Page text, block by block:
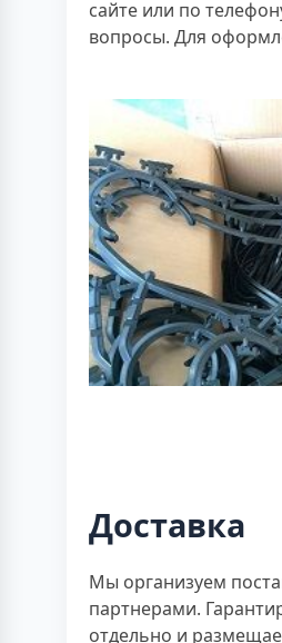
сайте или по
вопросы. Для
Доставка
Мы организуем
партнерами.
отдельно и